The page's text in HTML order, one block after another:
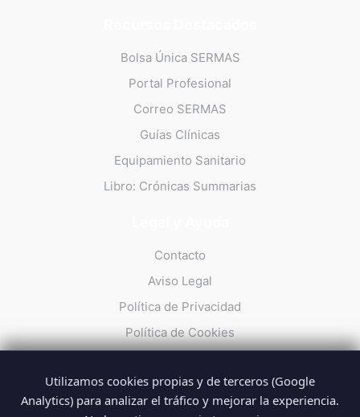
Bolsa Única SERMAS
Portal Profesional
Correo SERMAS
Guías Clínicas
Equipamiento Sanitario
Libro: Crónicas Summarias
Contacto
Aviso Legal
Política de Privacidad
Política de Cookies
Utilizamos cookies propias y de terceros (Google
Analytics) para analizar el tráfico y mejorar la experiencia.